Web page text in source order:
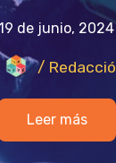
LA
de junio, 2024
Leer más